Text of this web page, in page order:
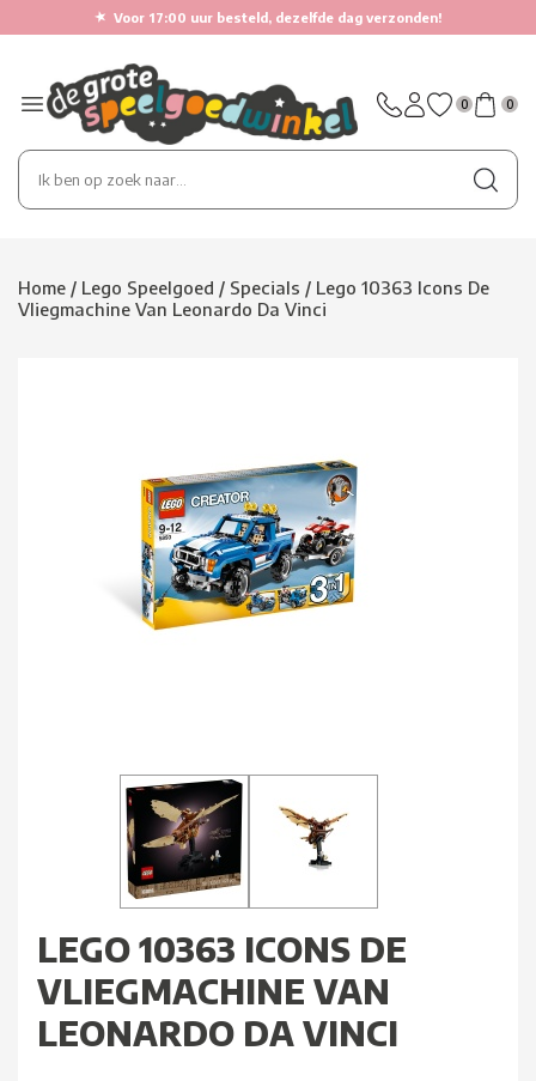
★ Voor 17:00 uur besteld, dezelfde dag verzonden!
0 0
Home / Lego Speelgoed / Specials / Lego 10363 Icons De
Vliegmachine Van Leonardo Da Vinci
LEGO 10363 ICONS DE
VLIEGMACHINE VAN
LEONARDO DA VINCI